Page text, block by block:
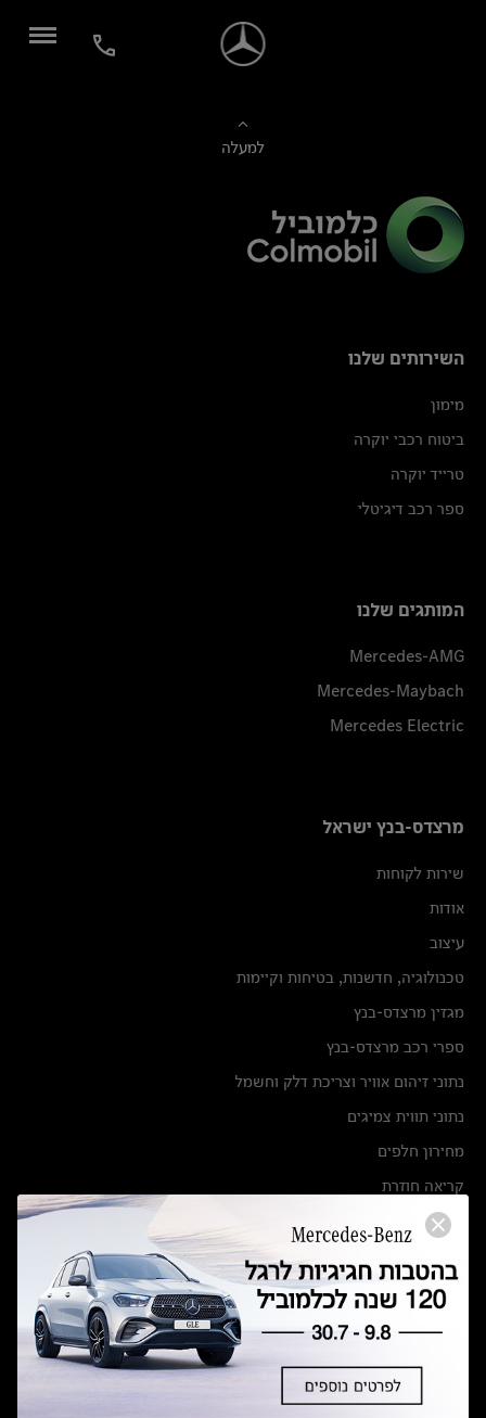
למעלה
השירותים שלנו
מימון
ביטוח רכבי יוקרה
טרייד יוקרה
ספר רכב דיגיטלי
המותגים שלנו
Mercedes-AMG
Mercedes-Maybach
Mercedes Electric
מרצדס-בנץ ישראל
שירות לקוחות
אודות
עיצוב
טכנולוגיה, חדשנות, בטיחות וקיימות
מגזין מרצדס-בנץ
ספרי רכב מרצדס-בנץ
נתוני זיהום אוויר וצריכת דלק וחשמל
נתוני תווית צמיגים
מחירון חלפים
קריאה חוזרת
הודעה על הטבות לרכבי מרצדס בהסדר פשרה בתצ 56447-02-19
תקנון ימי מכירות 120 לכלמוביל
מצאו אותנו